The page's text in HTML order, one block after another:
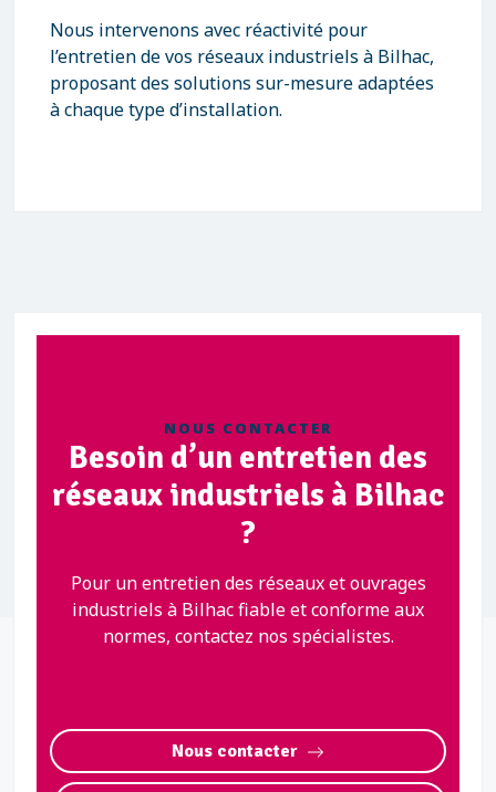
Nous intervenons avec réactivité pour
l’entretien de vos réseaux industriels à Bilhac,
proposant des solutions sur-mesure adaptées
à chaque type d’installation.
NOUS CONTACTER
Besoin d’un entretien des
réseaux industriels à Bilhac
?
Pour un entretien des réseaux et ouvrages
industriels à Bilhac fiable et conforme aux
normes, contactez nos spécialistes.
Nous contacter